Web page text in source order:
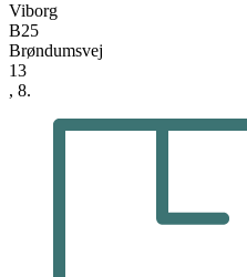
Viborg
B25
Brøndumsvej
13
, 8.